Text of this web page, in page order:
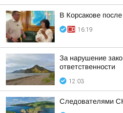
В Корсакове
16:19
За нарушение
ответственности
12:03
Следователями